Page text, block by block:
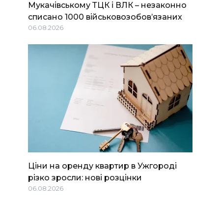
Мукачівському ТЦК і ВЛК – незаконно
списано 1000 військовозобов’язаних
06.08.2026
Ціни на оренду квартир в Ужгороді
різко зросли: нові розцінки
06.08.2026